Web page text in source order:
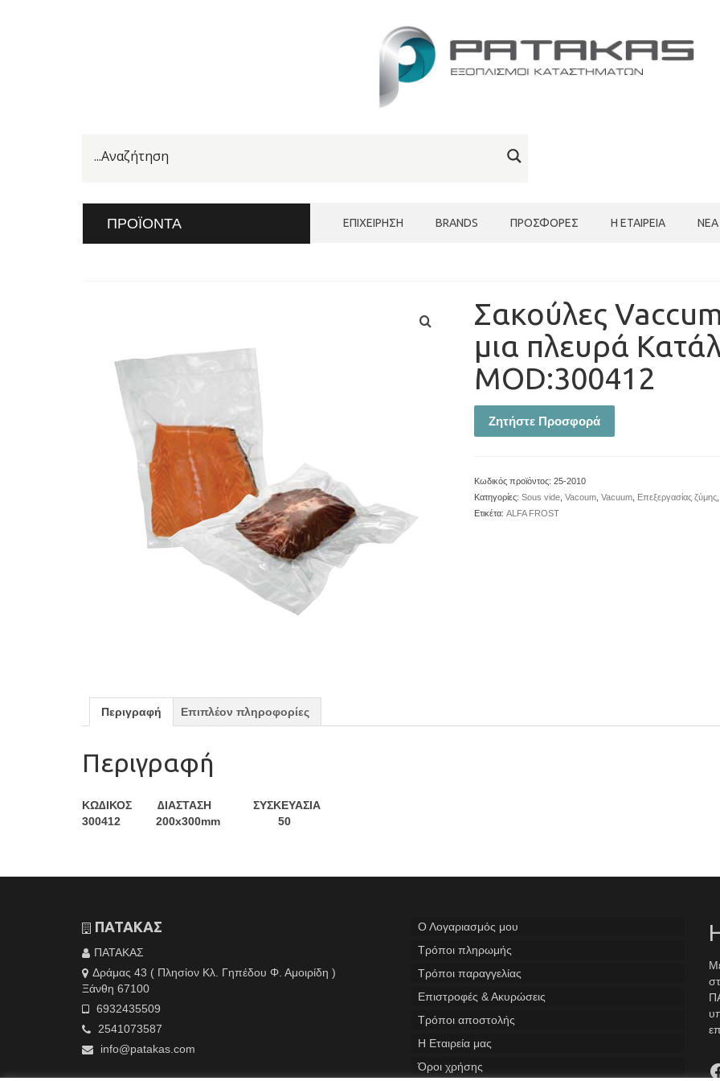
ΠΡΟΪΌΝΤΑ ΕΠΙΧΕΊΡΗΣΗ BRANDS ΠΡΟΣΦΟΡΈΣ Η ΕΤΑΙΡΕΊΑ ΝΈΑ
Σακούλες
μια πλευρά
MOD:300412
Ζητήστε Προσφορά
Κωδικός προϊόντος: 25-2010
Κατηγορίες: Sous vide, Vacoum, Vacuum, Επεξεργασίας ζύμης,
Ετικέτα: ALFA FROST
Περιγραφή Επιπλέον πληροφορίες
Περιγραφή
ΚΩ∆ΙΚΟΣ ∆ΙΑΣΤΑΣΗ ΣΥΣΚΕΥΑΣΙΑ
300412 200x300mm 50
ΠΑΤΑΚΑΣ
ΠΑΤΑΚΑΣ
Δράμας 43 ( Πλησίον Κλ. Γηπέδου Φ. Αμοιρίδη )
Ξάνθη 67100
6932435509
2541073587
info@patakas.com
Ο Λογαριασμός μου
Tρόποι πληρωμής
Τρόποι παραγγελίας
Επιστροφές & Ακυρώσεις
Τρόποι αποστολής
Η Εταιρεία μας
Όροι χρήσης